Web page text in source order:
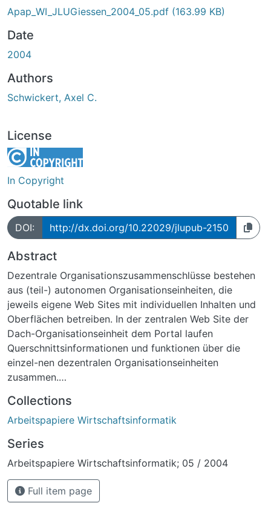
Apap_WI_JLUGiessen_2004_05.pdf (163.99 KB)
Date
2004
Authors
Schwickert, Axel C.
License
In Copyright
Quotable link
DOI: http://dx.doi.org/10.22029/jlupub-2150
Abstract
Dezentrale Organisationszusammenschlüsse bestehen
aus (teil-) autonomen Organisationseinheiten, die
jeweils eigene Web Sites mit individuellen Inhalten und
Oberflächen betreiben. In der zentralen Web Site der
Dach-Organisationseinheit dem Portal laufen
Querschnittsinformationen und funktionen über die
einzel-nen dezentralen Organisationseinheiten
zusammen.
den dezentralen Organisationseinheiten ist dabei nur
eine Grundaufgabe eines Portals. Darüber hinaus wird
je mehr gebündelte Informationen und Funktionen zu
den dezentralen Organisationseinheiten im Portal
konsistent integriert werden. Mit zeitsparenden One-
stop visits auf dem Portal sollen die Besucher
Collections
Arbeitspapiere Wirtschaftsinformatik
Series
Arbeitspapiere Wirtschaftsinformatik; 05 / 2004
Full item page